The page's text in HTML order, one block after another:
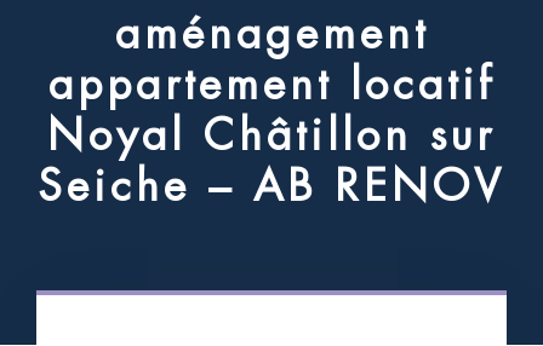
aménagement
appartement ocatif
Noya C hâti on sur
Seic he – AB RE NOV